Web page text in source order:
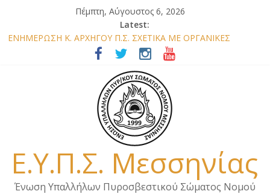
Πέμπτη, Αύγουστος 6, 2026
Latest:
ΕΝΗΜΕΡΩΣΗ Κ. ΑΡΧΗΓΟΥ Π.Σ. ΣΧΕΤΙΚΑ ΜΕ ΟΡΓΑΝΙΚΕΣ
ΘΕΣΕΙΣ ΝΟΜΟΥ ΜΕΣΣΗΝΙΑΣ 2026
ΕΝΗΜΕΡΩΣΗ ΜΕΛΩΝ – ΕΠΙΣΚΕΨΗ ΕΝΩΣΗΣ ΣΕ ΥΠΗΡΕΣΙΕΣ ΚΑΙ
ΚΛΙΜΑΚΙΑ ΤΟΥ ΝΟΜΟΥ ΜΑΣ
ΕΝΗΜΕΡΩΣΗ ΜΕΛΩΝ ΓΙΑ ΕΠΙΣΚΕΨΕΙΣ ΣΩΜΑΤΕΙΟΥ
ΕΝΗΜΕΡΩΣΗ ΜΕΛΩΝ – ΕΠΙΣΚΕΨΗ ΣΤΗΝ Π.Υ. Α/Δ ΚΑΛΑΜΑΤΑΣ
ΕΠΙΣΤΟΛΗ ΓΙΑ ΣΧΕΔΙΟ ΔΑΣΩΝ 2026
Ε.Υ.Π.Σ. Μεσσηνίας
Ένωση Υπαλλήλων Πυροσβεστικού Σώματος Νομού